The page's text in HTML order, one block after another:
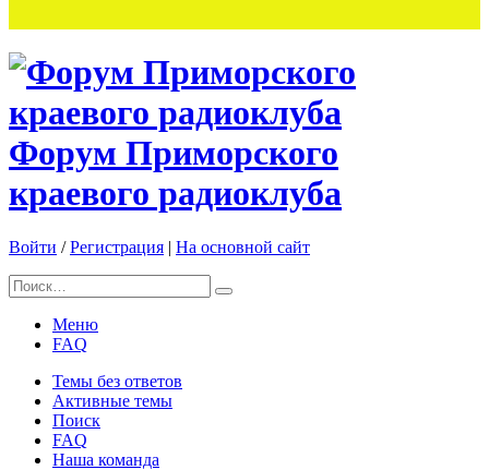
Форум Приморского
краевого радиоклуба
Войти /Регистрация | На основной сайт
Меню
FAQ
Темы без ответов
Активные темы
Поиск
FAQ
Наша команда